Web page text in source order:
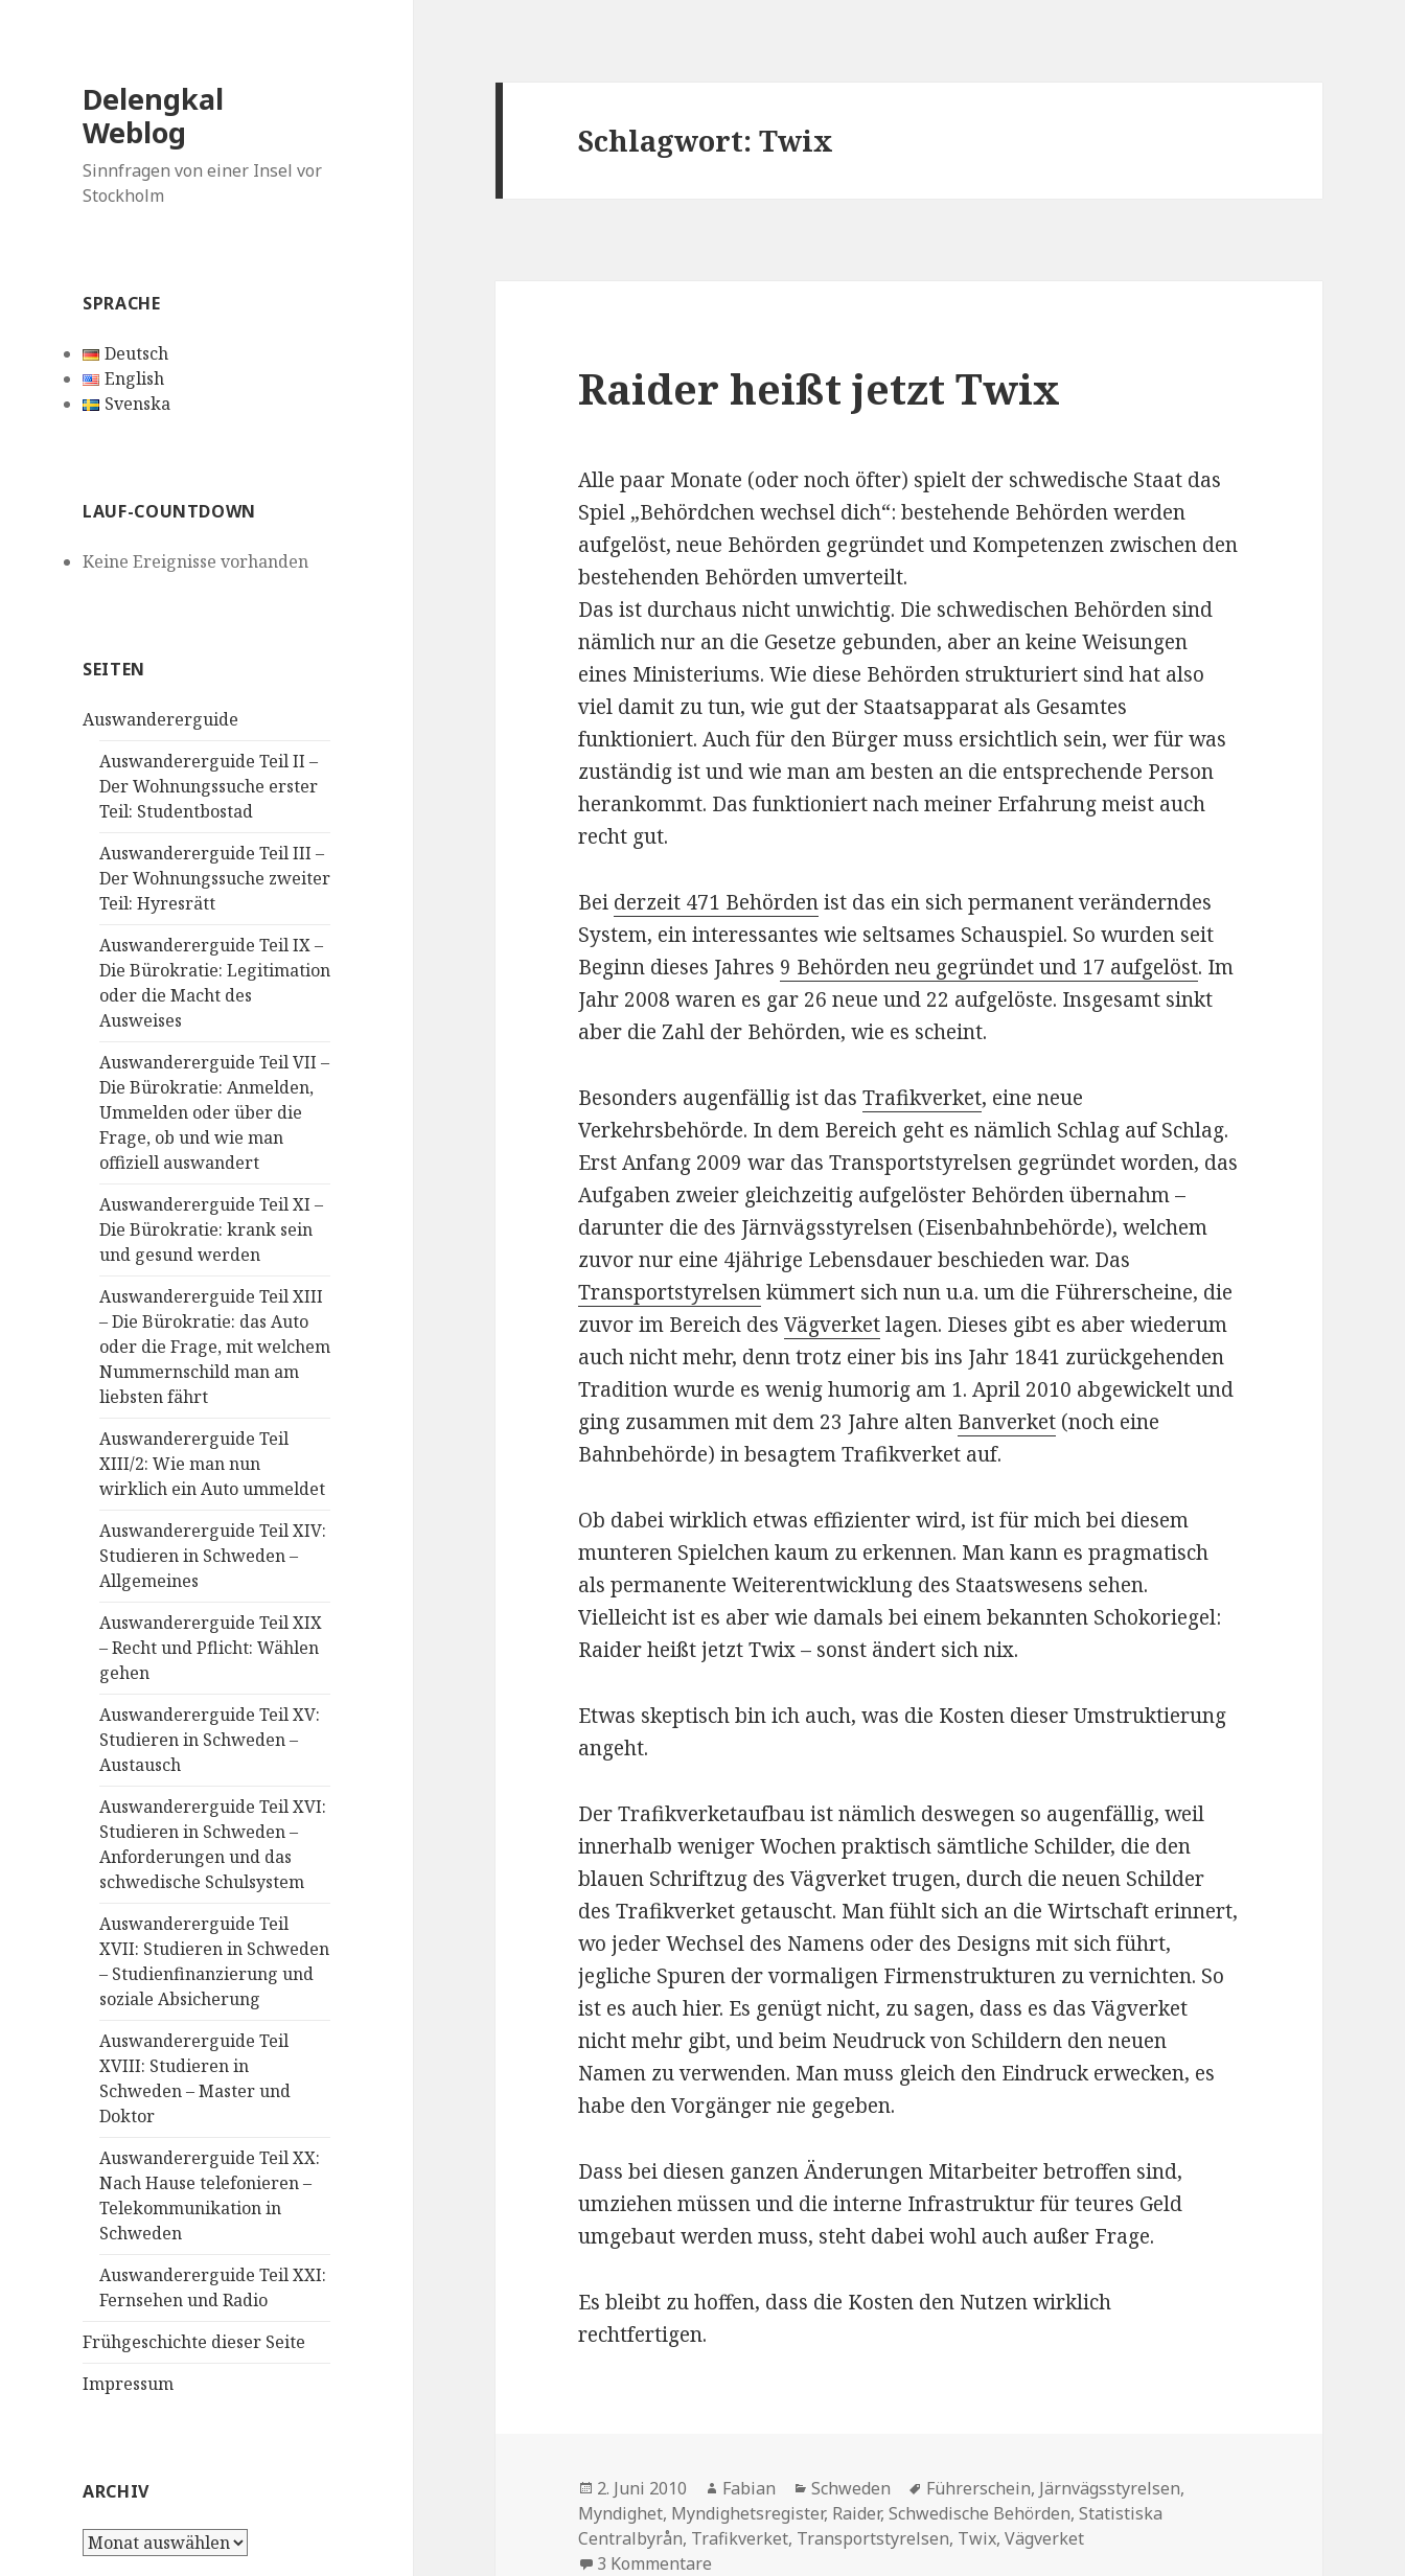
Delengkal
Weblog
Sinnfragen von einer Insel vor
Stockholm
SPRACHE
Deutsch
English
Svenska
LAUF-COUNTDOWN
Keine Ereignisse vorhanden
SEITEN
Auswandererguide
Auswandererguide Teil II –
Der Wohnungssuche erster
Teil: Studentbostad
Auswandererguide Teil III –
Der Wohnungssuche zweiter
Teil: Hyresrätt
Auswandererguide Teil IX –
Die Bürokratie: Legitimation
oder die Macht des
Ausweises
Auswandererguide Teil VII –
Die Bürokratie: Anmelden,
Ummelden oder über die
Frage, ob und wie man
offiziell auswandert
Auswandererguide Teil XI –
Die Bürokratie: krank sein
und gesund werden
Auswandererguide Teil XIII
– Die Bürokratie: das Auto
oder die Frage, mit welchem
Nummernschild man am
liebsten fährt
Auswandererguide Teil
XIII/2: Wie man nun
wirklich ein Auto ummeldet
Auswandererguide Teil XIV:
Studieren in Schweden –
Allgemeines
Auswandererguide Teil XIX
– Recht und Pflicht: Wählen
gehen
Auswandererguide Teil XV:
Studieren in Schweden –
Austausch
Auswandererguide Teil XVI:
Studieren in Schweden –
Anforderungen und das
schwedische Schulsystem
Auswandererguide Teil
XVII: Studieren in Schweden
– Studienfinanzierung und
soziale Absicherung
Auswandererguide Teil
XVIII: Studieren in
Schweden – Master und
Doktor
Auswandererguide Teil XX:
Nach Hause telefonieren –
Telekommunikation in
Schweden
Auswandererguide Teil XXI:
Fernsehen und Radio
Frühgeschichte dieser Seite
Impressum
ARCHIV
Archiv
Schlagwort:Twix
Raider heißt jetzt Twix
Alle paar Monate (oder noch öfter) spielt der schwedische Staat das
Spiel „Behördchen wechsel dich“: bestehende Behörden werden
aufgelöst, neue Behörden gegründet und Kompetenzen zwischen den
bestehenden Behörden umverteilt.
Das ist durchaus nicht unwichtig. Die schwedischen Behörden sind
nämlich nur an die Gesetze gebunden, aber an keine Weisungen
eines Ministeriums. Wie diese Behörden strukturiert sind hat also
viel damit zu tun, wie gut der Staatsapparat als Gesamtes
funktioniert. Auch für den Bürger muss ersichtlich sein, wer für was
zuständig ist und wie man am besten an die entsprechende Person
herankommt. Das funktioniert nach meiner Erfahrung meist auch
recht gut.
Bei derzeit 471 Behördenist das ein sich permanent veränderndes
System, ein interessantes wie seltsames Schauspiel. So wurden seit
Beginn dieses Jahres 9 Behörden neu gegründet und 17 aufgelöst. Im
Jahr 2008 waren es gar 26 neue und 22 aufgelöste. Insgesamt sinkt
aber die Zahl der Behörden, wie es scheint.
Besonders augenfällig ist dasTrafikverket, eine neue
Verkehrsbehörde. In dem Bereich geht es nämlich Schlag auf Schlag.
Erst Anfang 2009 war das Transportstyrelsen gegründet worden, das
Aufgaben zweier gleichzeitig aufgelöster Behörden übernahm –
darunter die des Järnvägsstyrelsen (Eisenbahnbehörde), welchem
zuvor nur eine 4jährige Lebensdauer beschieden war. Das
Transportstyrelsenkümmert sich nun u.a. um die Führerscheine, die
zuvor im Bereich desVägverketlagen. Dieses gibt es aber wiederum
auch nicht mehr, denn trotz einer bis ins Jahr 1841 zurückgehenden
Tradition wurde es wenig humorig am 1. April 2010 abgewickelt und
ging zusammen mit dem 23 Jahre alten Banverket (noch eine
Bahnbehörde) in besagtem Trafikverket auf.
Ob dabei wirklich etwas effizienter wird, ist für mich bei diesem
munteren Spielchen kaum zu erkennen. Man kann es pragmatisch
als permanente Weiterentwicklung des Staatswesens sehen.
Vielleicht ist es aber wie damals bei einem bekannten Schokoriegel:
Raider heißt jetzt Twix – sonst ändert sich nix.
Etwas skeptisch bin ich auch, was die Kosten dieser Umstruktierung
angeht.
Der Trafikverketaufbau ist nämlich deswegen so augenfällig, weil
innerhalb weniger Wochen praktisch sämtliche Schilder, die den
blauen Schriftzug des Vägverket trugen, durch die neuen Schilder
des Trafikverket getauscht. Man fühlt sich an die Wirtschaft erinnert,
wo jeder Wechsel des Namens oder des Designs mit sich führt,
jegliche Spuren der vormaligen Firmenstrukturen zu vernichten. So
ist es auch hier. Es genügt nicht, zu sagen, dass es das Vägverket
nicht mehr gibt, und beim Neudruck von Schildern den neuen
Namen zu verwenden. Man muss gleich den Eindruck erwecken, es
habe den Vorgänger nie gegeben.
Dass bei diesen ganzen Änderungen Mitarbeiter betroffen sind,
umziehen müssen und die interne Infrastruktur für teures Geld
umgebaut werden muss, steht dabei wohl auch außer Frage.
Es bleibt zu hoffen, dass die Kosten den Nutzen wirklich
rechtfertigen.
Veröffentlicht
am
2. Juni 2010 Autor
Fabian Kategorien
Schweden Schlagwörter
Führerschein, Järnvägsstyrelsen,
Myndighet, Myndighetsregister, Raider,Schwedische Behörden,Statistiska
Centralbyrån, Trafikverket, Transportstyrelsen, Twix,Vägverket
3 Kommentare